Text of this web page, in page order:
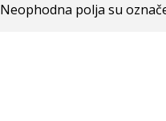
Neophodna polja su